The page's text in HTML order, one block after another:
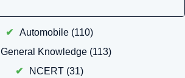
Automobile(110)
General Knowledge (113)
NCERT(31)